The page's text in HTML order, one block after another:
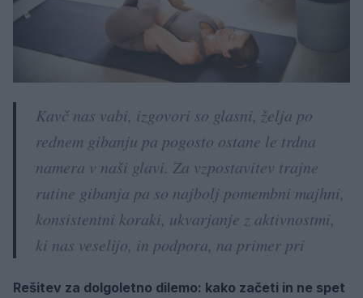
Kavč nas vabi, izgovori so glasni, želja po
rednem gibanju pa pogosto ostane le trdna
namera v naši glavi. Za vzpostavitev trajne
rutine gibanja pa so najbolj pomembni majhni,
konsistentni koraki, ukvarjanje z aktivnostmi,
ki nas veselijo, in podpora, na primer pri
Rešitev za dolgoletno dilemo: kako začeti in ne spet